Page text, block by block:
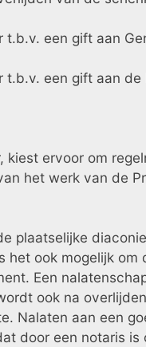
t.b.v. een gift aan
t.b.v. een gift aan de
ervoor om
het werk van de
plaatselijke
het ook mogelijk om
Een
ook na
Nalaten aan een
door een notaris is